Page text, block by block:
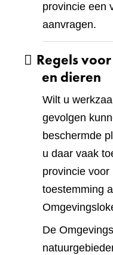
provincie een
aanvragen.
Regels
en dieren
Wilt u
gevolgen
beschermde
u daar vaak
provincie
toestemming
De